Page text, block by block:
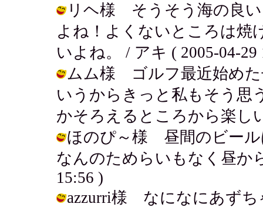
リヘ様 そうそう海の良
よね！よくないところは焼
いよね。 / アキ ( 2005-04-29
ムム様 ゴルフ最近始めた
いうからきっと私もそう思
かそろえるところから楽し
ほのぴ～様 昼間のビール
なんのためらいもなく昼か
15:56 )
azzurri様 なになにあずち